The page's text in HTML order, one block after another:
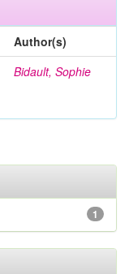
Author(s)
Bidault, Sophie
1